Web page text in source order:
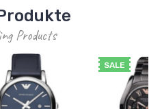
Products
SALE